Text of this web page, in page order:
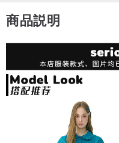
商品説明